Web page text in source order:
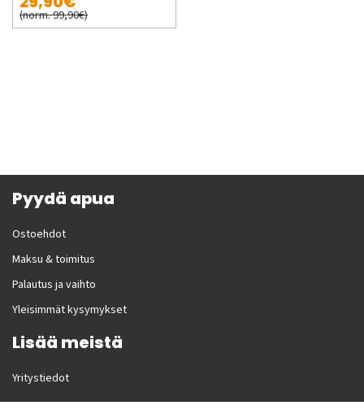
(norm. 99,90€)
Pyydä apua
Ostoehdot
Maksu & toimitus
Palautus ja vaihto
Yleisimmät kysymykset
Lisää meistä
Yritystiedot